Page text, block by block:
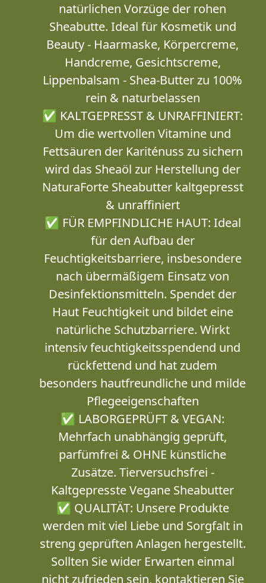
natürlichen Vorzüge der rohen
Sheabutte. Ideal für Kosmetik und
Beauty - Haarmaske, Körpercreme,
Handcreme, Gesichtscreme,
Lippenbalsam - Shea-Butter zu 100%
rein & naturbelassen
✅ KALTGEPRESST & UNRAFFINIERT:
Um die wertvollen Vitamine und
Fettsäuren der Kariténuss zu sichern
wird das Sheaöl zur Herstellung der
NaturaForte Sheabutter kaltgepresst
& unraffiniert
✅ FÜR EMPFINDLICHE HAUT: Ideal
für den Aufbau der
Feuchtigkeitsbarriere, insbesondere
nach übermäßigem Einsatz von
Desinfektionsmitteln. Spendet der
Haut Feuchtigkeit und bildet eine
natürliche Schutzbarriere. Wirkt
intensiv feuchtigkeitsspendend und
rückfettend und hat zudem
besonders hautfreundliche und milde
Pflegeeigenschaften
✅ LABORGEPRÜFT & VEGAN:
Mehrfach unabhängig geprüft,
parfümfrei & OHNE künstliche
Zusätze. Tierversuchsfrei -
Kaltgepresste Vegane Sheabutter
✅ QUALITÄT: Unsere Produkte
werden mit viel Liebe und Sorgfalt in
streng geprüften Anlagen hergestellt.
Sollten Sie wider Erwarten einmal
nicht zufrieden sein, kontaktieren Sie